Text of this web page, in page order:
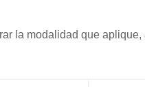
la modalidad que aplique,